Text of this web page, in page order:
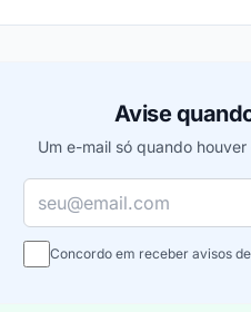
Avise
Um e-mail só quando
Concordo em receber avisos